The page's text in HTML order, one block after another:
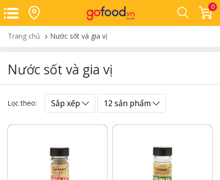
0
Trang chủ Nước sốt và gia vị
Nước sốt và gia vị
Lọc theo: Sắp xếp 12 sản phẩm